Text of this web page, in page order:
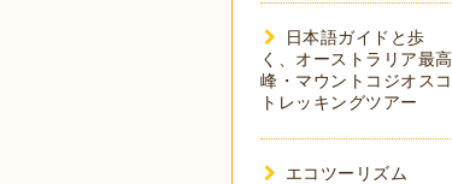
日本語ガイドと歩
く、オーストラリア最高
峰・マウントコジオスコ
トレッキングツアー
エコツーリズム